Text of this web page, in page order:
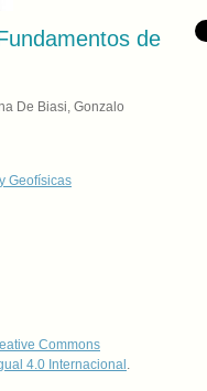
de
De Biasi, Gonzalo
Geofísicas
Commons
4.0 Internacional